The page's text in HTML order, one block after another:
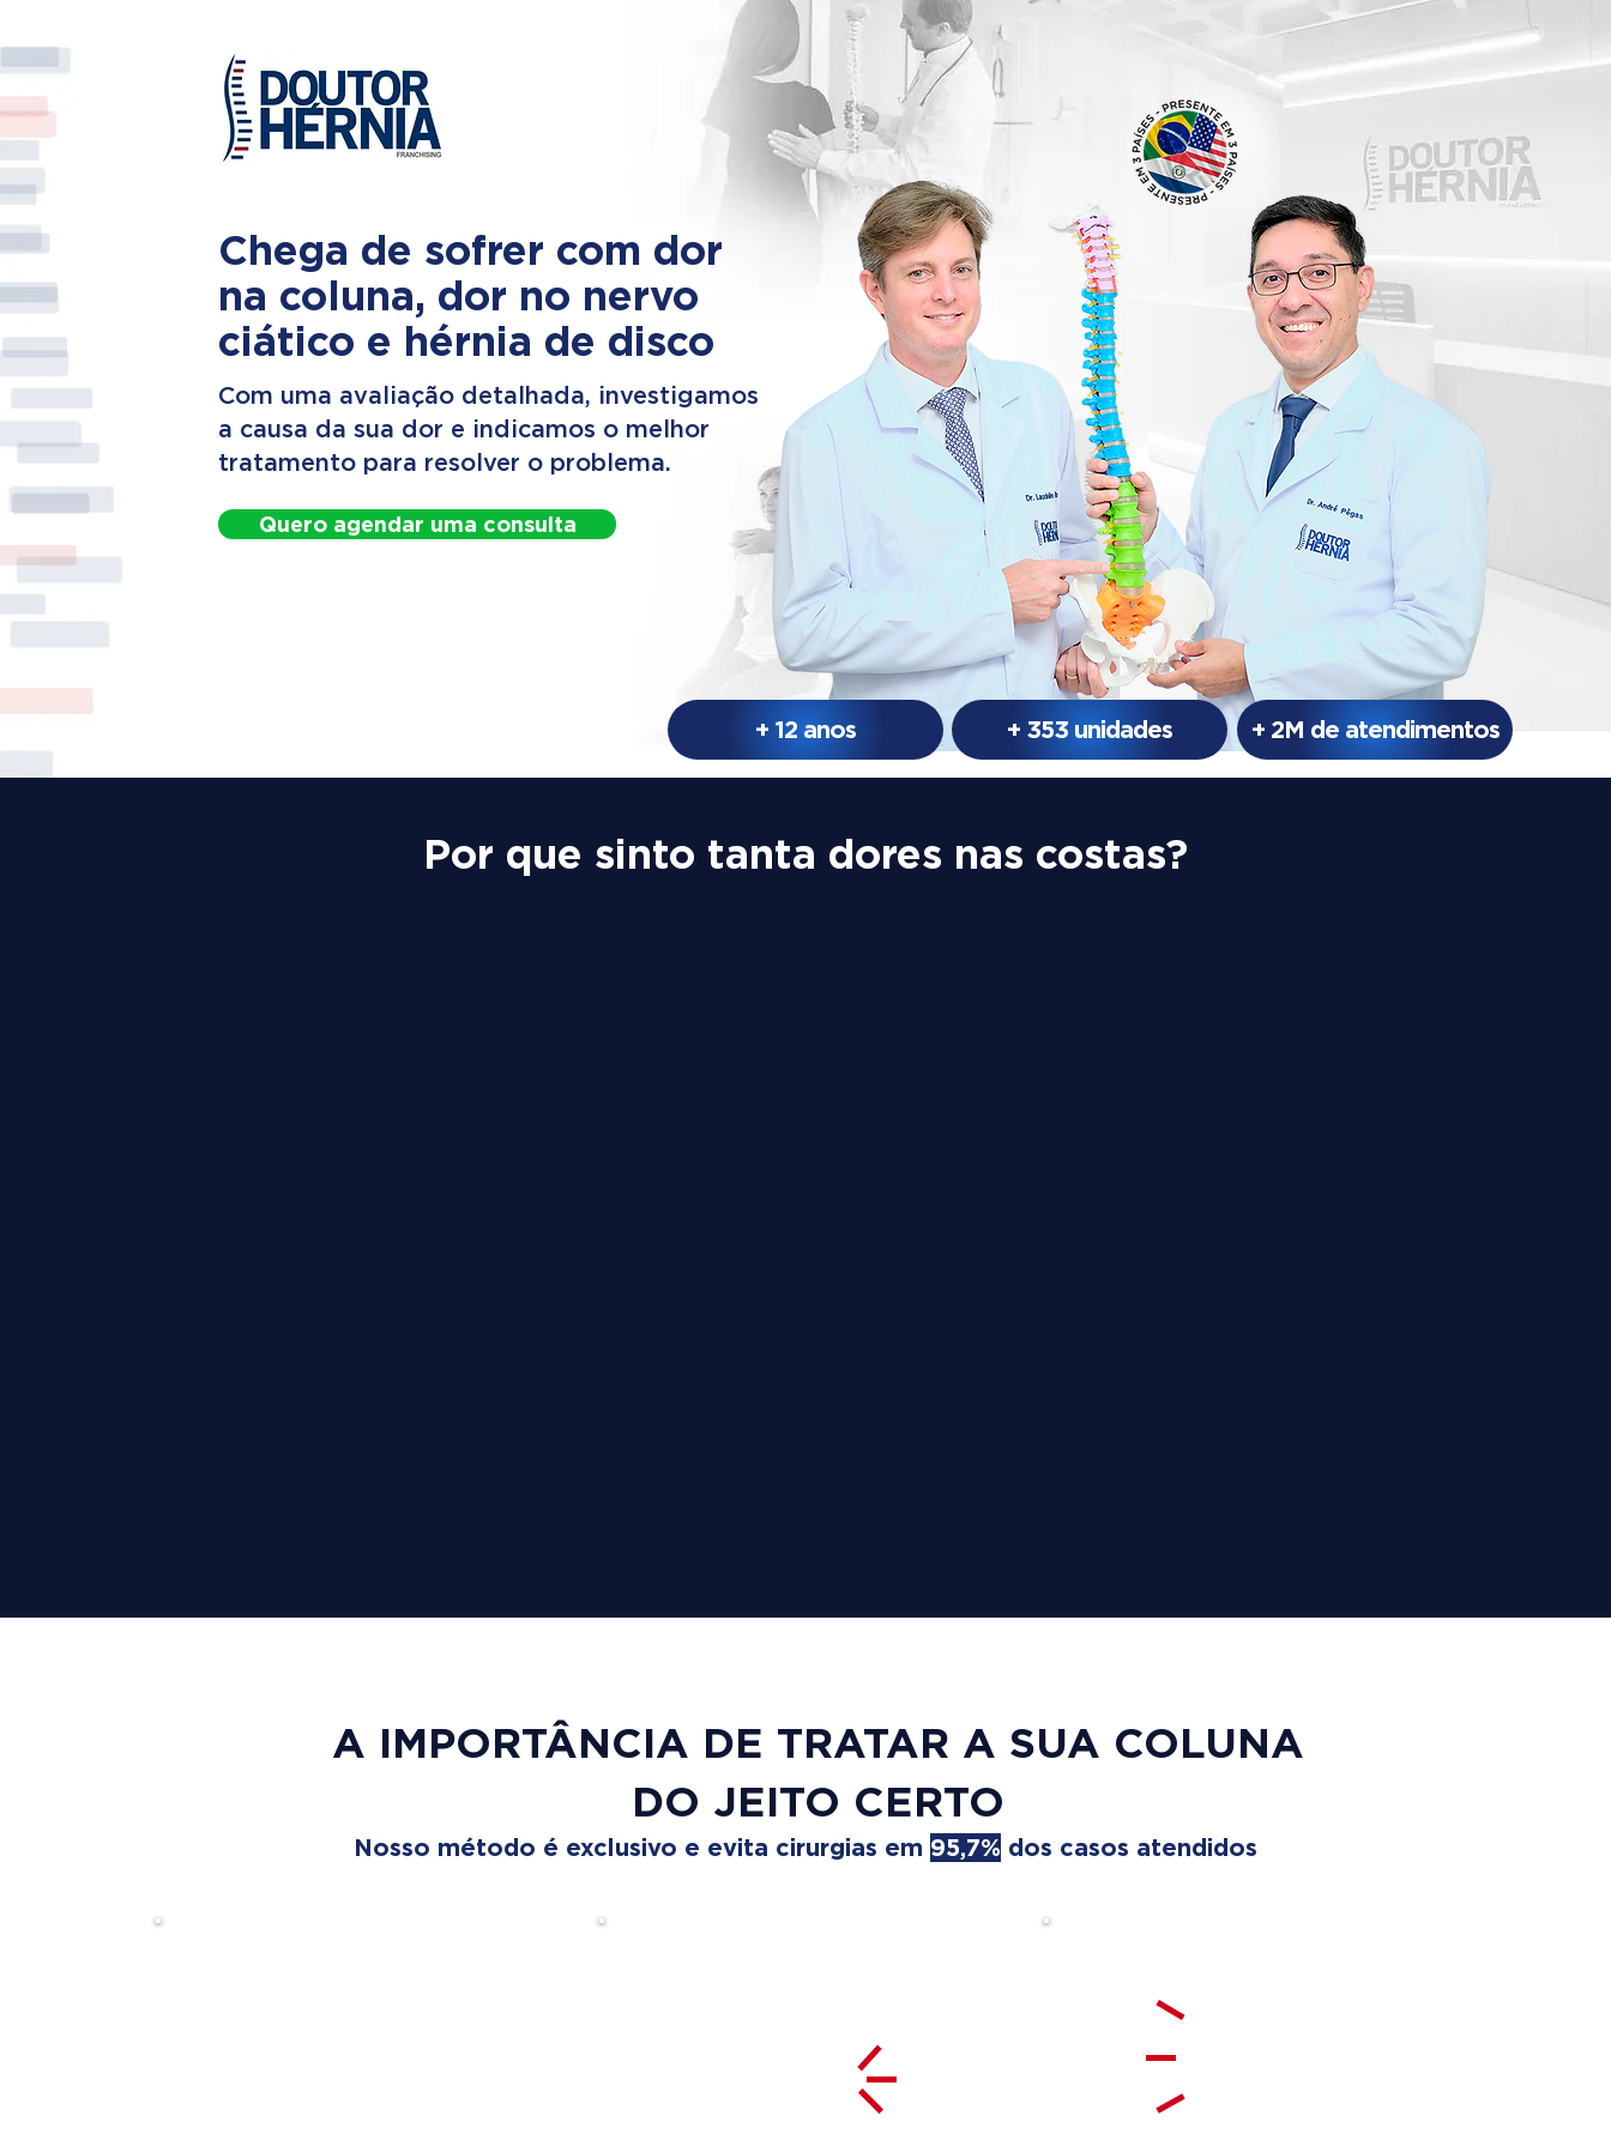
Chega de sofrer com dor
na coluna, dor no nervo
ciático e hérnia de disco
Com uma avaliação detalhada, investigamos
a causa da sua dor e indicamos o melhor
tratamento para resolver o problema.
+ 12 anos + 353 unidades + 2M de atendimentos
Quero agendar uma consulta
Por que sinto tanta dores nas costas?
A IMPORTÂNCIA DE TRATAR A SUA COLUNA
DO JEITO CERTO
Nosso método é exclusivo e evita cirurgias em 95,7% dos casos atendidos